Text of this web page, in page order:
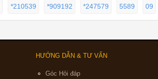
*210539 *909192 *247579 5589 09
HƯỚNG DẪN & TƯ VẤN
Góc Hỏi đáp